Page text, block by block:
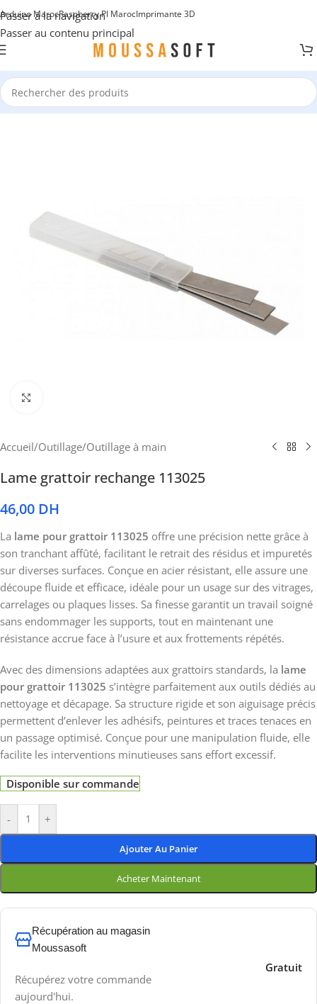
Passer à la navigation
Passer au contenu principal
Arduino MarocRaspberry PI MarocImprimante 3D
Accueil/Outillage/Outillage à main
Lame grattoir rechange 113025
46,00 DH
La lame pour grattoir 113025 offre une précision nette grâce à
son tranchant affûté, facilitant le retrait des résidus et impuretés
sur diverses surfaces. Conçue en acier résistant, elle assure une
découpe fluide et efficace, idéale pour un usage sur des vitrages,
carrelages ou plaques lisses. Sa finesse garantit un travail soigné
sans endommager les supports, tout en maintenant une
résistance accrue face à l’usure et aux frottements répétés.
Avec des dimensions adaptées aux grattoirs standards, la lame
pour grattoir 113025 s’intègre parfaitement aux outils dédiés au
nettoyage et décapage. Sa structure rigide et son aiguisage précis
permettent d’enlever les adhésifs, peintures et traces tenaces en
un passage optimisé. Conçue pour une manipulation fluide, elle
facilite les interventions minutieuses sans effort excessif.
Disponible sur commande
- +
Ajouter Au Panier
Acheter Maintenant
Récupération au magasin
Moussasoft
Récupérez votre commande
aujourd'hui.
Gratuit